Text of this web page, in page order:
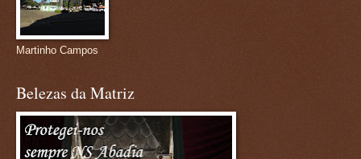
Martinho Campos
Belezas da Matriz